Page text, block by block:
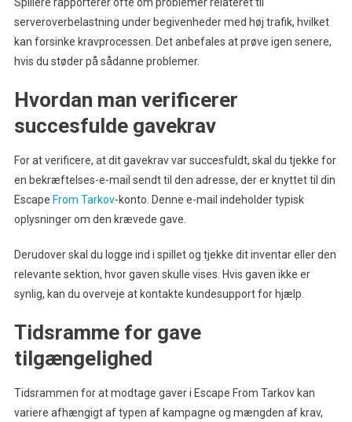
Spillere rapporterer ofte om problemer relateret til
serveroverbelastning under begivenheder med høj trafik, hvilket
kan forsinke kravprocessen. Det anbefales at prøve igen senere,
hvis du støder på sådanne problemer.
Hvordan man verificerer
succesfulde gavekrav
For at verificere, at dit gavekrav var succesfuldt, skal du tjekke for
en bekræftelses-e-mail sendt til den adresse, der er knyttet til din
Escape From Tarkov-konto. Denne e-mail indeholder typisk
oplysninger om den krævede gave.
Derudover skal du logge ind i spillet og tjekke dit inventar eller den
relevante sektion, hvor gaven skulle vises. Hvis gaven ikke er
synlig, kan du overveje at kontakte kundesupport for hjælp.
Tidsramme for gave
tilgængelighed
Tidsrammen for at modtage gaver i Escape From Tarkov kan
variere afhængigt af typen af kampagne og mængden af krav,